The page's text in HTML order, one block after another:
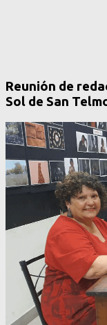
Reunión de
Sol de San